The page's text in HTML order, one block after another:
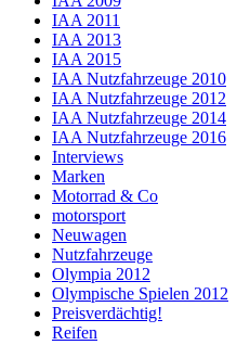
IAA 2011
IAA 2013
IAA 2015
IAA Nutzfahrzeuge 2010
IAA Nutzfahrzeuge 2012
IAA Nutzfahrzeuge 2014
IAA Nutzfahrzeuge 2016
Interviews
Marken
Motorrad & Co
motorsport
Neuwagen
Nutzfahrzeuge
Olympia 2012
Olympische Spielen 2012
Preisverdächtig!
Reifen